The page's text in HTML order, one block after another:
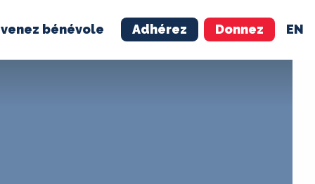
bénévole Adhérez Donnez EN
ADHÉREZ